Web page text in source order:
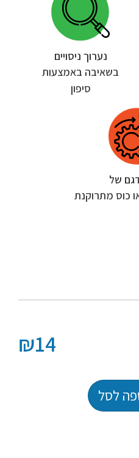
נערוך ניסויים
בשאיבה באמצעות
סיפון
של
כוס מתרוקנת
₪14
לסל